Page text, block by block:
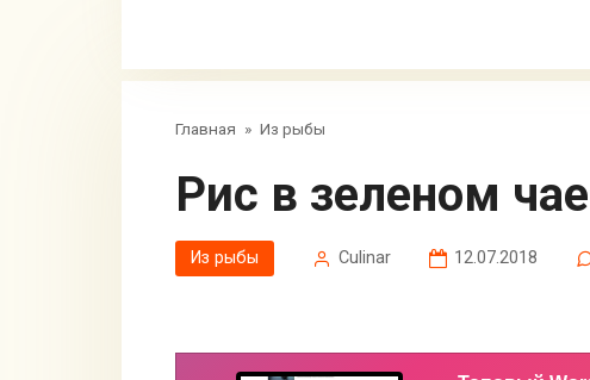
Главная » Из рыбы
Рис в зеленом
Из рыбы Сulinar 12.07.2018